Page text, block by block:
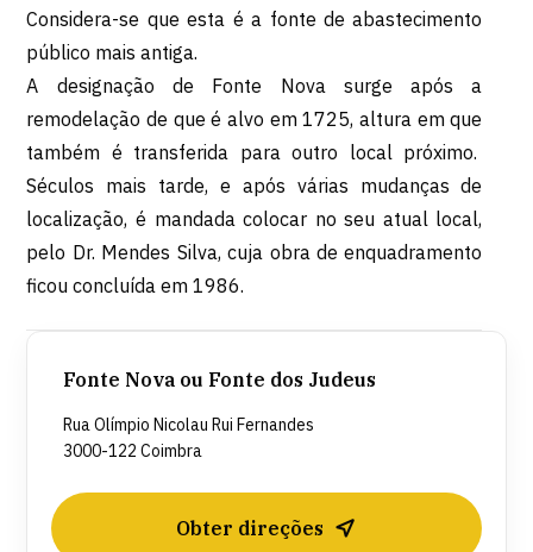
Considera-se que esta é a fonte de abastecimento
público mais antiga.
A designação de Fonte Nova surge após a
remodelação de que é alvo em 1725, altura em que
também é transferida para outro local próximo.
Séculos mais tarde, e após várias mudanças de
localização, é mandada colocar no seu atual local,
pelo Dr. Mendes Silva, cuja obra de enquadramento
ficou concluída em 1986.
Fonte Nova ou Fonte dos Judeus
Rua Olímpio Nicolau Rui Fernandes
3000-122 Coimbra
Obter direções